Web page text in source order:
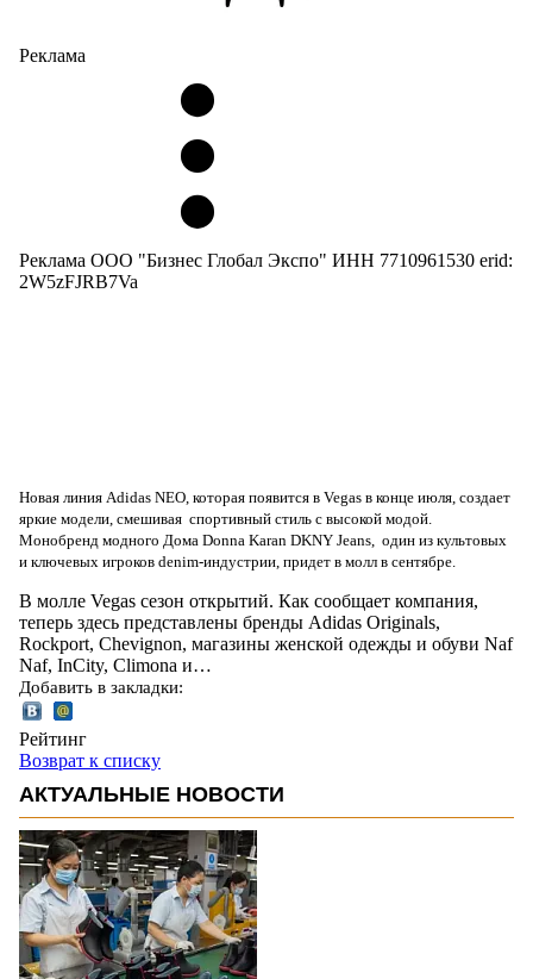
Реклама
Реклама ООО "Бизнес Глобал Экспо" ИНН 7710961530 erid:
2W5zFJRB7Va
Новая линия Adidas NEO, которая появится в Vegas в конце июля, создает
яркие модели, смешивая спортивный стиль с высокой модой.
Монобренд модного Дома Donna Karan DKNY Jeans, один из культовых
и ключевых игроков denim-индустрии, придет в молл в сентябре.
В молле Vegas сезон открытий. Как сообщает компания,
теперь здесь представлены бренды Adidas Originals,
Rockport, Chevignon, магазины женской одежды и обуви Naf
Naf, InCity, Climona и…
Добавить в закладки:
Рейтинг
Возврат к списку
АКТУАЛЬНЫЕ НОВОСТИ